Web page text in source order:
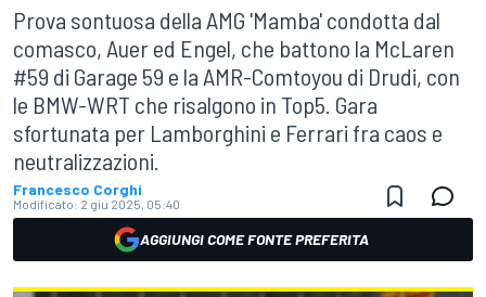
Prova sontuosa della AMG 'Mamba' condotta dal
comasco, Auer ed Engel, che battono la McLaren
#59 di Garage 59 e la AMR-Comtoyou di Drudi, con
le BMW-WRT che risalgono in Top5. Gara
sfortunata per Lamborghini e Ferrari fra caos e
neutralizzazioni.
Francesco Corghi
Modificato: 2 giu 2025, 05:40
AGGIUNGI COME FONTE PREFERITA